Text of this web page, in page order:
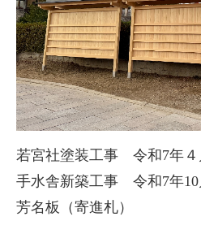
若宮社塗装工事 令和7年
手水舎新築工事 令和7年
芳名板（寄進札）